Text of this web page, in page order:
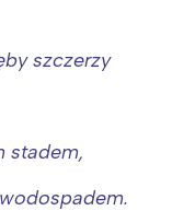
szczerzy
stadem,